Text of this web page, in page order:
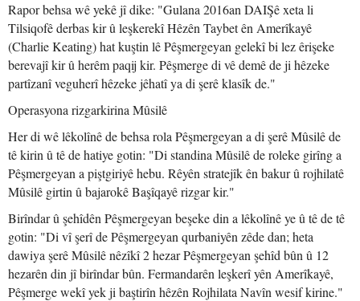
Rapor behsa wê yekê jî dike: "Gulana 2016an DAIŞê xeta li
Tilsiqofê derbas kir û leşkerekî Hêzên Taybet ên Amerîkayê
(Charlie Keating) hat kuştin lê Pêşmergeyan gelekî bi lez êrişeke
berevajî kir û herêm paqij kir. Pêşmerge di vê demê de ji hêzeke
partîzanî veguherî hêzeke jêhatî ya di şerê klasîk de."
Operasyona rizgarkirina Mûsilê
Her di wê lêkolînê de behsa rola Pêşmergeyan a di şerê Mûsilê de
tê kirin û tê de hatiye gotin: "Di standina Mûsilê de roleke girîng a
Pêşmergeyan a piştgiriyê hebu. Rêyên stratejîk ên bakur û rojhilatê
Mûsilê girtin û bajarokê Başîqayê rizgar kir."
Birîndar û şehîdên Pêşmergeyan beşeke din a lêkolînê ye û tê de tê
gotin: "Di vî şerî de Pêşmergeyan qurbaniyên zêde dan; heta
dawiya şerê Mûsilê nêzîkî 2 hezar Pêşmergeyan şehîd bûn û 12
hezarên din jî birîndar bûn. Fermandarên leşkerî yên Amerîkayê,
Pêşmerge wekî yek ji baştirîn hêzên Rojhilata Navîn wesif kirine."